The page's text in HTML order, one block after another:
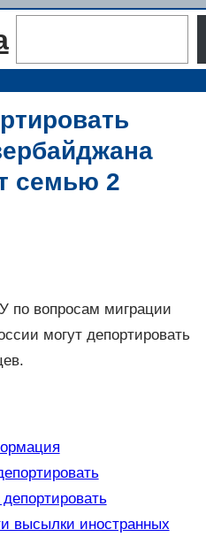
семью 2
по вопросам миграции
могут депортировать
высылки иностранных